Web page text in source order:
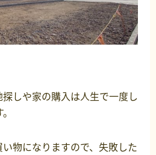
しや家の購入は人生で一度し
物になりますので、失敗した